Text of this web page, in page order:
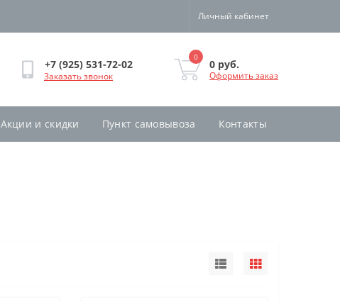
Личный кабинет
+7 (925) 531-72-02
Заказать звонок
0
0 руб.
Оформить заказ
Акции и скидки Пункт самовывоза Контакты